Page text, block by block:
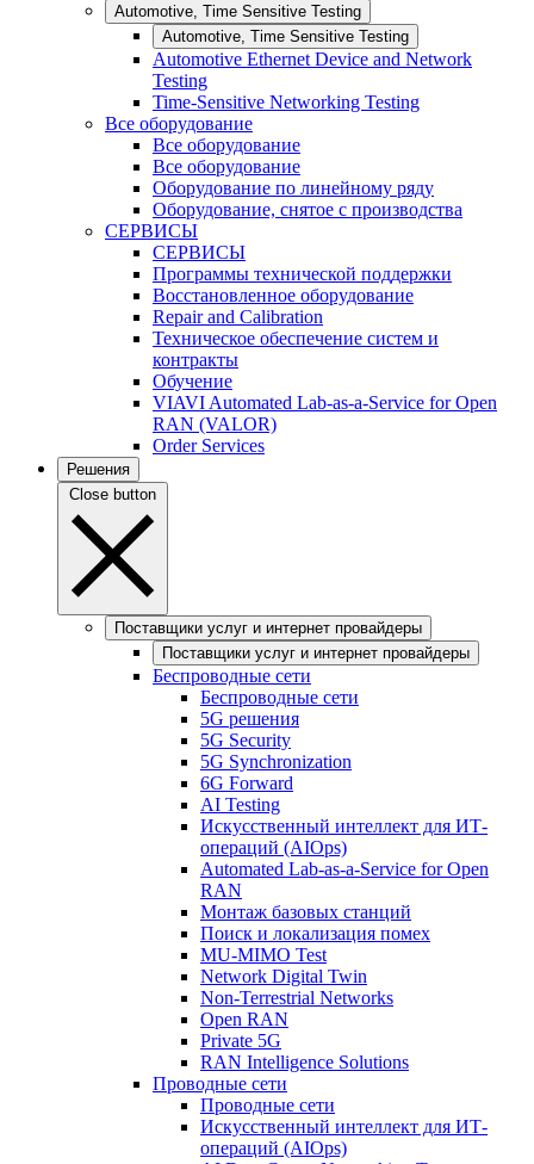
Automotive, Time Sensitive Testing
Automotive, Time Sensitive Testing
Automotive Ethernet Device and Network
Testing
Time-Sensitive Networking Testing
Все оборудование
Все оборудование
Все оборудование
Оборудование по линейному ряду
Оборудование, снятое с производства
СЕРВИСЫ
СЕРВИСЫ
Программы технической поддержки
Восстановленное оборудование
Repair and Calibration
Техническое обеспечение систем и
контракты
Обучение
VIAVI Automated Lab-as-a-Service for Open
RAN (VALOR)
Order Services
Решения
Close button
Поставщики услуг и интернет провайдеры
Поставщики услуг и интернет провайдеры
Беспроводные сети
Беспроводные сети
5G решения
5G Security
5G Synchronization
6G Forward
AI Testing
Искусственный интеллект для ИТ-
операций (AIOps)
Automated Lab-as-a-Service for Open
RAN
Монтаж базовых станций
Поиск и локализация помех
MU-MIMO Test
Network Digital Twin
Non-Terrestrial Networks
Open RAN
Private 5G
RAN Intelligence Solutions
Проводные сети
Проводные сети
Искусственный интеллект для ИТ-
операций (AIOps)